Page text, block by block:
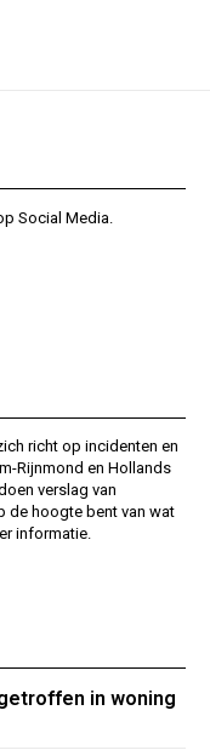
Social Media.
richt op incidenten en
Rijnmond en Hollands
verslag van
de hoogte bent van wat
informatie.
in woning